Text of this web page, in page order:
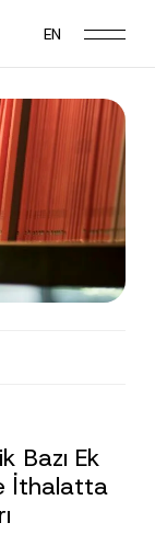
EN
Bazı Ek
İthalatta